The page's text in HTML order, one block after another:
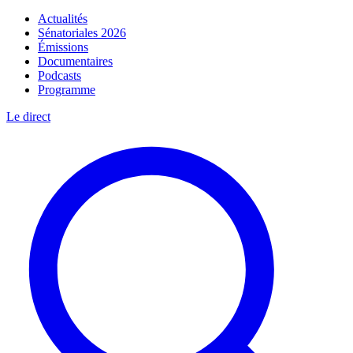
Actualités
Sénatoriales 2026
Émissions
Documentaires
Podcasts
Programme
Le direct